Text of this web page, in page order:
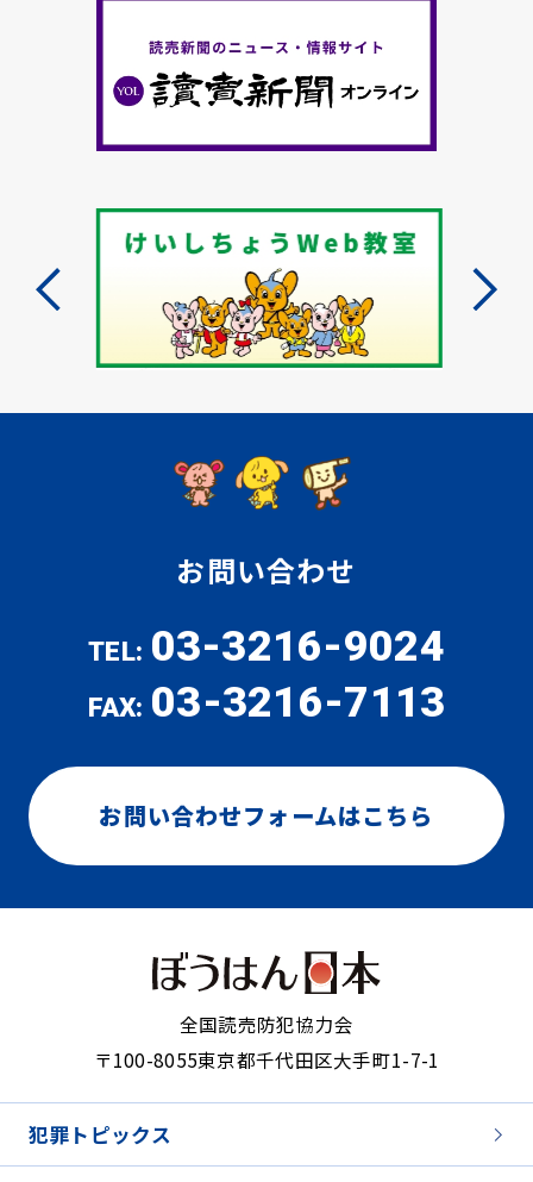
お問い合わせ
TEL: 03-3216-9024
FAX: 03-3216-7113
お問い合わせフォームはこちら
全国読売防犯協力会
〒100-8055東京都千代田区大手町1-7-1
犯罪トピックス